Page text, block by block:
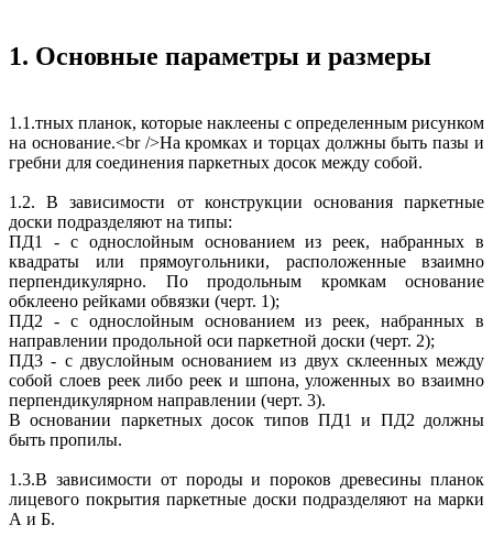
1. Основные параметры и размеры
1.1.тных планок, которые наклеены с определенным рисунком
на основание.<br />На кромках и торцах должны быть пазы и
гребни для соединения паркетных досок между собой.
1.2. В зависимости от конструкции основания паркетные
доски подразделяют на типы:
ПД1 - с однослойным основанием из реек, набранных в
квадраты или прямоугольники, расположенные взаимно
перпендикулярно. По продольным кромкам основание
обклеено рейками обвязки (черт. 1);
ПД2 - с однослойным основанием из реек, набранных в
направлении продольной оси паркетной доски (черт. 2);
ПД3 - с двуслойным основанием из двух склеенных между
собой слоев реек либо реек и шпона, уложенных во взаимно
перпендикулярном направлении (черт. 3).
В основании паркетных досок типов ПД1 и ПД2 должны
быть пропилы.
1.3.В зависимости от породы и пороков древесины планок
лицевого покрытия паркетные доски подразделяют на марки
А и Б.